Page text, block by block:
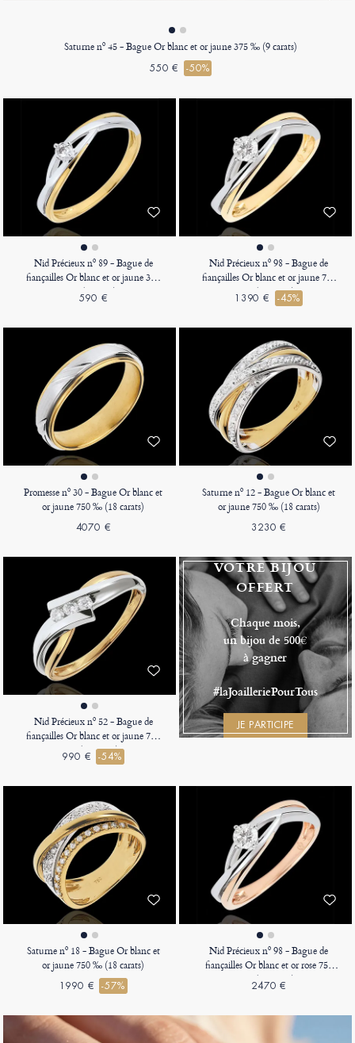
Saturne nº 45 - Bague Or blanc et or jaune 375 ‰ (9 carats)
550 € -50%
Nid Précieux nº 89 - Bague de
fiançailles Or blanc et or jaune 375
‰ (9 carats)
590 €
Nid Précieux nº 98 - Bague de
fiançailles Or blanc et or jaune 750
‰ (18 carats)
1390 € -45%
Promesse nº 30 - Bague Or blanc et
or jaune 750 ‰ (18 carats)
4070 €
Saturne nº 12 - Bague Or blanc et
or jaune 750 ‰ (18 carats)
3230 €
Nid Précieux nº 52 - Bague de
fiançailles Or blanc et or jaune 750
‰ (18 carats)
990 € -54%
VOTRE BIJOU
OFFERT
Chaque mois,
un bijou de 500€
à gagner
#laJoailleriePourTous
JE PARTICIPE
Saturne nº 18 - Bague Or blanc et
or jaune 750 ‰ (18 carats)
1990 € -57%
Nid Précieux nº 98 - Bague de
fiançailles Or blanc et or rose 750
‰ (18 carats)
2470 €